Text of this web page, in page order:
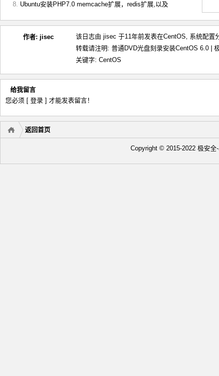
Ubuntu安装PHP7.0 memcache扩展，redis扩展,以及
作者: jisec 该日志由 jisec 于11年前发表在CentOS, 系统配置
转载请注明: 普通DVD光盘刻录安装CentOS 6.0 |
关键字: CentOS
给我留言
您必须 [ 登录 ] 才能发表留言！
返回首页
Copyright © 2015-2022 极安